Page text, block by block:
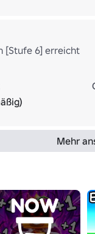
[Stufe 6] erreicht
Mehr